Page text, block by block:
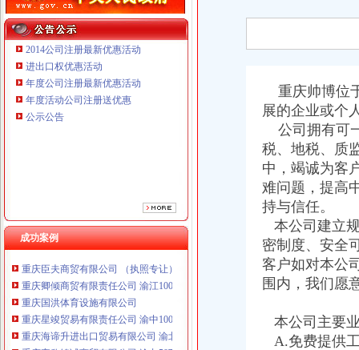
本站导航
2014公司注册最新优惠活动
进出口权优惠活动
年度公司注册最新优惠活动
年度活动公司注册送优惠
公示公告
成功案例
重庆鸽牌电线电缆有限公司 渝北10010万 (进出口权)
重庆傲志众达投资咨询有限责任公司 渝九1000万 （增资）
重庆卿倾商贸有限责任公司 渝江100万 （工商注册）
重庆国洪体育设施有限公司
重庆星竣贸易有限责任公司 渝中100万 （进出口权）
重庆海谛升进出口贸易有限公司 渝北100万 （进出口权）
重庆奕欣锦诚商贸有限公司 渝九50万 （工商注册）
重庆帅博位
展的企业或个
公司拥有可
税、地税、质
中，竭诚为客
难问题，提高
持与信任。
本公司建立
密制度、安全
客户如对本公
围内，我们愿
本公司主要
A.免费提供